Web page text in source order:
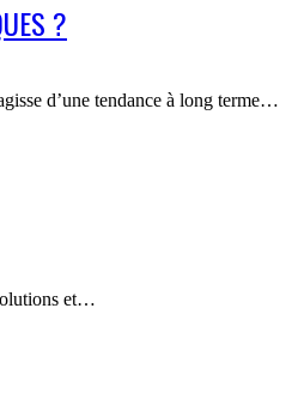
?
d’une tendance à long terme…
et…